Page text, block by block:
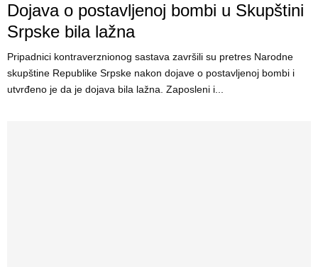
Dojava o postavljenoj bombi u Skupštini
Srpske bila lažna
Pripadnici kontraverznionog sastava završili su pretres Narodne
skupštine Republike Srpske nakon dojave o postavljenoj bombi i
utvrđeno je da je dojava bila lažna. Zaposleni i...